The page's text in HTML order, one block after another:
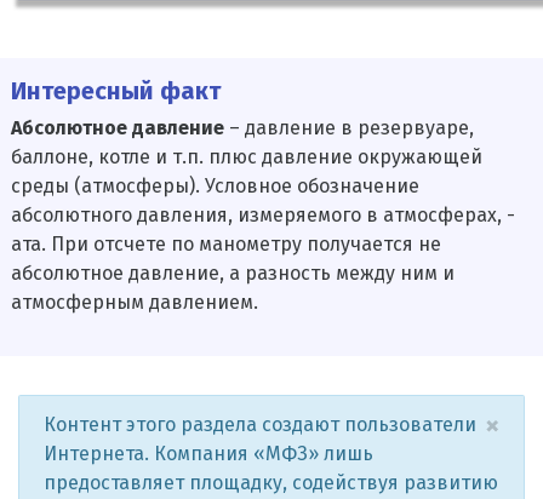
Интересный факт
Абсолютное давление– давление в резервуаре,
баллоне, котле и т.п. плюс давление окружающей
среды (атмосферы). Условное обозначение
абсолютного давления, измеряемого в атмосферах, -
ата. При отсчете по манометру получается не
абсолютное давление, а разность между ним и
атмосферным давлением.
×
Контент этого раздела создают пользователи
Интернета. Компания «МФЗ» лишь
предоставляет площадку, содействуя развитию